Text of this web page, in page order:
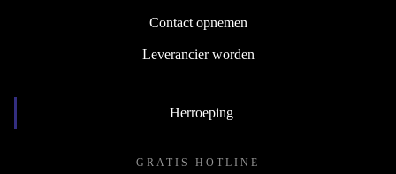
Contact opnemen
Leverancier worden
Herroeping
GRATIS HOTLINE